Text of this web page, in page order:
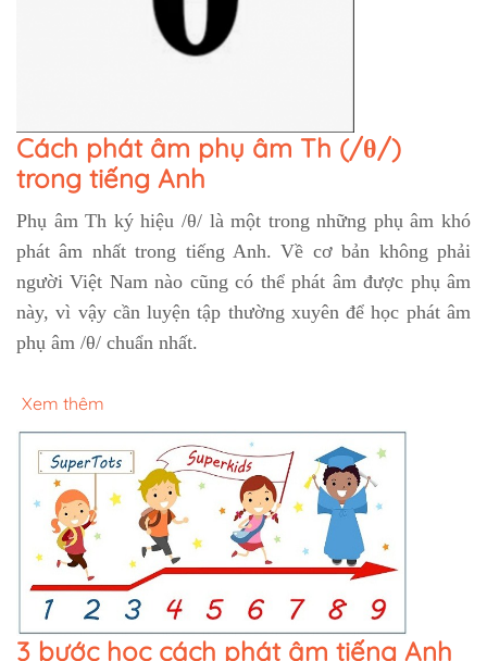
Cách phát âm phụ âm Th (/θ/)
trong tiếng Anh
Phụ âm Th ký hiệu /θ/ là một trong những phụ âm khó
phát âm nhất trong tiếng Anh. Về cơ bản không phải
người Việt Nam nào cũng có thể phát âm được phụ âm
này, vì vậy cần luyện tập thường xuyên để học phát âm
phụ âm /θ/ chuẩn nhất.
Xem thêm
3 bước học cách phát âm tiếng Anh